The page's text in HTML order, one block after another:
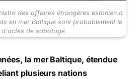
des affaires étrangères estonien a
en mer Baltique sont probablement le
de sabotage
la mer Baltique, étendue
plusieurs nations